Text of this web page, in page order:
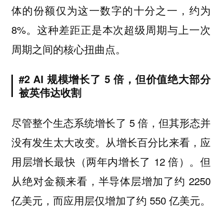
体的份额仅为这一数字的十分之一，约为
8%。这种差距正是本次超级周期与上一次
周期之间的核心扭曲点。
#2 AI 规模增长了 5 倍，但价值绝大部分
被英伟达收割
尽管整个生态系统增长了 5 倍，但其形态并
没有发生太大改变。从增长百分比来看，应
用层增长最快（两年内增长了 12 倍）。但
从绝对金额来看，半导体层增加了约 2250
亿美元，而应用层仅增加了约 550 亿美元。